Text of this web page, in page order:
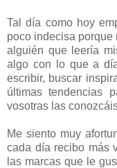
Tal día como hoy
poco indecisa porque
alguién que leería
algo con lo que a
escribir, buscar
últimas tendencias
vosotras las
Me siento muy
cada día recibo más
las marcas que le